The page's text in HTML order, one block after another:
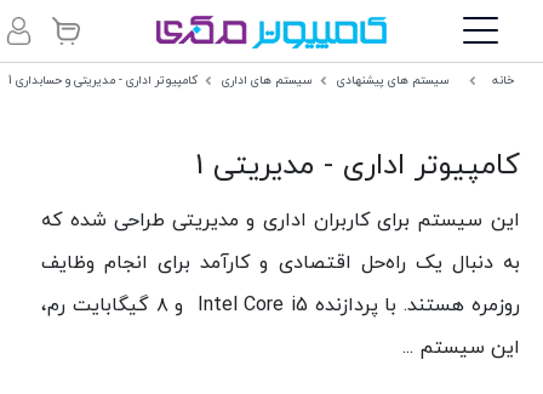
خانه سیستم های پیشنهادی سیستم های اداری کامپیوتر اداری - مدیریتی و حسابداری 1
کامپیوتر اداری - مدیریتی 1
این سیستم برای کاربران اداری و مدیریتی طراحی شده که
به دنبال یک راه‌حل اقتصادی و کارآمد برای انجام وظایف
روزمره هستند. با پردازنده Intel Core i5 و ۸ گیگابایت رم،
این سیستم ...